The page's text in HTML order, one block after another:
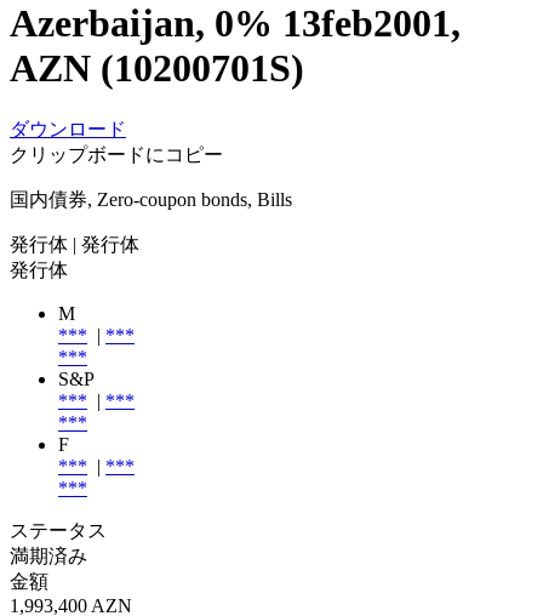
Azerbaijan, 0% 13feb2001,
AZN (10200701S)
ダウンロード
クリップボードにコピー
国内債券, Zero-coupon bonds, Bills
発行体 | 発行体
発行体
M
*** | ***
***
S&P
*** | ***
***
F
*** | ***
***
ステータス
満期済み
金額
1,993,400 AZN